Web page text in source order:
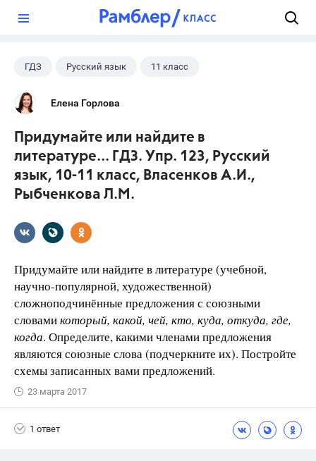
ГДЗ Русский язык 11 класс
10 класс
Елена Горлова
Придумайте или найдите в
литературе... ГДЗ. Упр. 123, Русский
язык, 10-11 класс, Власенков А.И.,
Рыбченкова Л.М.
Придумайте или найдите в литературе (учебной,
научно-популярной, художественной)
сложноподчинённые предложения с союзными
словамикоторый, какой, чей, кто, куда, откуда, где,
когда. Определите, какими членами предложения
являются союзные слова (подчеркните их). Постройте
схемы записанных вами предложений.
23 марта 2017
1 ответ